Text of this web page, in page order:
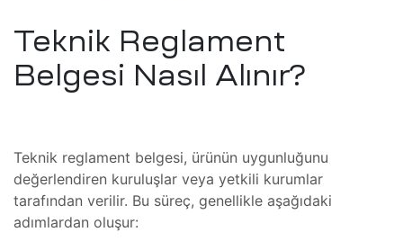
Dizgi
Teknik Reglament
Belgesi Nasıl Alınır?
Teknik reglament belgesi, ürünün uygunluğunu
değerlendiren kuruluşlar veya yetkili kurumlar
tarafından verilir. Bu süreç, genellikle aşağıdaki
adımlardan oluşur: